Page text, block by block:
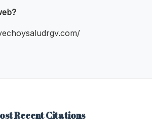
Recent Citations